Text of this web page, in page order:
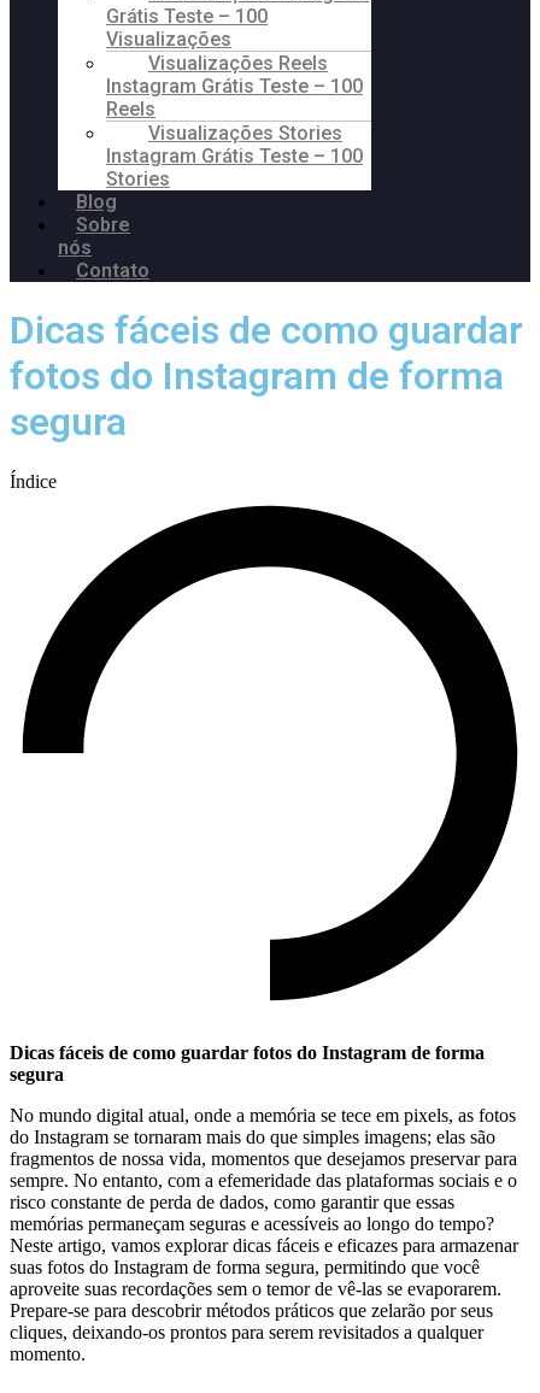
Grátis Teste – 100
Visualizações
Visualizações Reels
Instagram Grátis Teste – 100
Reels
Visualizações Stories
Instagram Grátis Teste – 100
Stories
Blog
Sobre
nós
Contato
Dicas fáceis de como guardar
fotos do Instagram de forma
segura
Índice
Dicas fáceis de como guardar fotos do Instagram ‌de forma
segura
No mundo digital ⁤atual, onde a memória se tece em⁣ pixels, as fotos
do Instagram se tornaram mais⁣ do que simples imagens; elas são
fragmentos de nossa vida, momentos que desejamos preservar para
sempre. No entanto, com a ⁤efemeridade das plataformas sociais e o
risco constante de perda de dados,⁢ como garantir que essas⁤
memórias permaneçam seguras e acessíveis ao longo do tempo?
Neste artigo, vamos ⁤explorar dicas fáceis e eficazes para armazenar
‌suas fotos do‌ Instagram de forma segura, permitindo que você
aproveite suas recordações sem o temor de vê-las se evaporarem.
Prepare-se para descobrir métodos práticos que zelarão por seus
cliques,‍ deixando-os prontos para serem revisitados ⁣a‌ qualquer
momento.